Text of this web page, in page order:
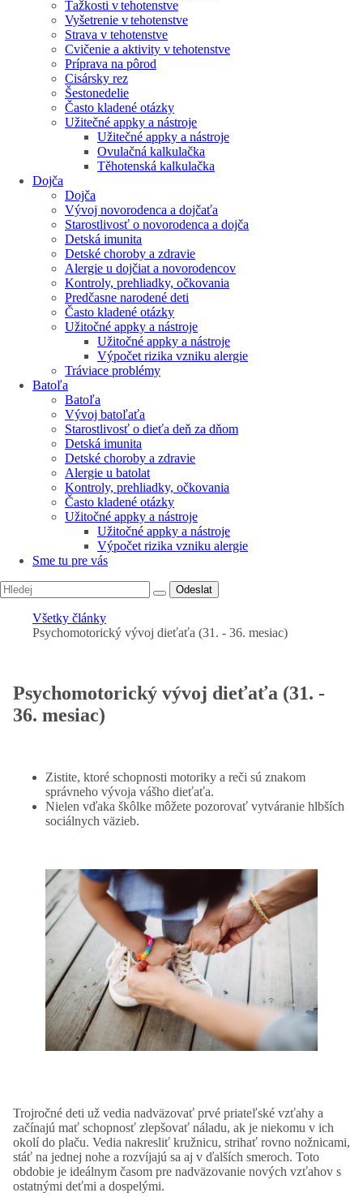
Ťažkosti v tehotenstve
Vyšetrenie v tehotenstve
Strava v tehotenstve
Cvičenie a aktivity v tehotenstve
Príprava na pôrod
Cisársky rez
Šestonedelie
Často kladené otázky
Užitečné appky a nástroje
Užitečné appky a nástroje
Ovulačná kalkulačka
Těhotenská kalkulačka
Dojča
Dojča
Vývoj novorodenca a dojčaťa
Starostlivosť o novorodenca a dojča
Detská imunita
Detské choroby a zdravie
Alergie u dojčiat a novorodencov
Kontroly, prehliadky, očkovania
Predčasne narodené deti
Často kladené otázky
Užitočné appky a nástroje
Užitočné appky a nástroje
Výpočet rizika vzniku alergie
Tráviace problémy
Batoľa
Batoľa
Vývoj batoľaťa
Starostlivosť o dieťa deň za dňom
Detská imunita
Detské choroby a zdravie
Alergie u batolat
Kontroly, prehliadky, očkovania
Často kladené otázky
Užitočné appky a nástroje
Užitočné appky a nástroje
Výpočet rizika vzniku alergie
Sme tu pre vás
Odeslat
Všetky články
Psychomotorický vývoj dieťaťa (31. - 36. mesiac)
Psychomotorický vývoj dieťaťa (31. -
36. mesiac)
Zistite, ktoré schopnosti motoriky a reči sú znakom
správneho vývoja vášho dieťaťa.
Nielen vďaka škôlke môžete pozorovať vytváranie hlbších
sociálnych väzieb.
Trojročné deti už vedia nadväzovať prvé priateľské vzťahy a
začínajú mať schopnosť zlepšovať náladu, ak je niekomu v ich
okolí do plaču. Vedia nakresliť kružnicu, strihať rovno nožnicami,
stáť na jednej nohe a rozvíjajú sa aj v ďalších smeroch. Toto
obdobie je ideálnym časom pre nadväzovanie nových vzťahov s
ostatnými deťmi a dospelými.